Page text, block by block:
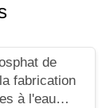
de
fabrication
à l'eau